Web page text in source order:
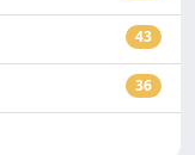
43
36